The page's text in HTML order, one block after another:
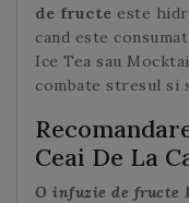
de fructe este
cand este
Ice Tea sau
combate stresul si
Ceai De La
O infuzie de fructe